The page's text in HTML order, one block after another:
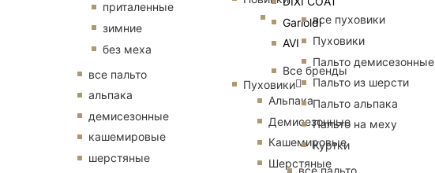
Garioldi
AVI
Все бренды
Альпака
Демисезонные
Кашемировые
Шерстяные
приталенные
зимние
без меха
все пальто
альпака
демисезонные
кашемировые
шерстяные
Пуховики
все пуховики
Пуховики
Пальто демисезонные
Пальто из шерсти
Пальто альпака
Пальто на меху
Куртки